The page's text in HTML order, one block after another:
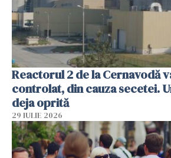
Reactorul 2 de la Cernavodă
controlat, din cauza secetei.
deja oprită
29 IULIE 2026